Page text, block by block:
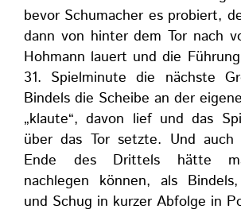
bevor Schumacher es probiert,
dann von hinter dem Tor nach
Hohmann lauert und die
31. Spielminute die nächste
Bindels die Scheibe an der
„klaute“, davon lief und das
über das Tor setzte. Und
Ende des Drittels hätte
nachlegen können, als
und Schug in kurzer Abfolge in